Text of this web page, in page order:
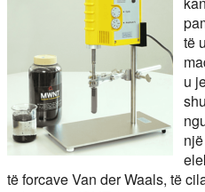
të
u
të forcave Van der Waals, të